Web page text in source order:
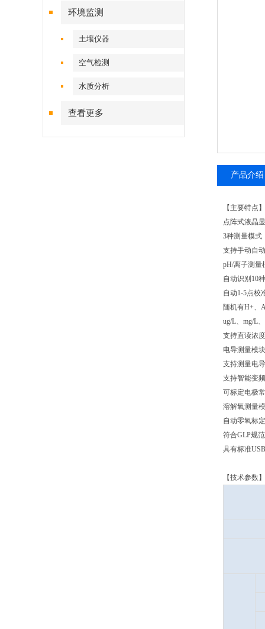
环境监测
土壤仪器
空气检测
水质分析
查看更多
产品介绍
【主要特点】
点阵式液晶
3种测量模式
支持手动自
pH/离子测量
自动识别10
自动1-5点校
随机有H+、
ug/L、mg/L
支持直读浓
电导测量模
支持测量电
支持智能变
可标定电极
溶解氧测量
自动零氧标
符合GLP规
具有标准
【技术参数】